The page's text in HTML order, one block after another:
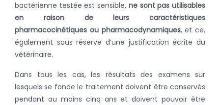
bactérienne testée est sensible, ne sont pas utilisables
en raison de leurs caractéristiques
pharmacocinétiques ou pharmacodynamiques, et ce,
également sous réserve d’une justification écrite du
vétérinaire.
Dans tous les cas, les résultats des examens sur
lesquels se fonde le traitement doivent être conservés
pendant au moins cinq ans et doivent pouvoir être